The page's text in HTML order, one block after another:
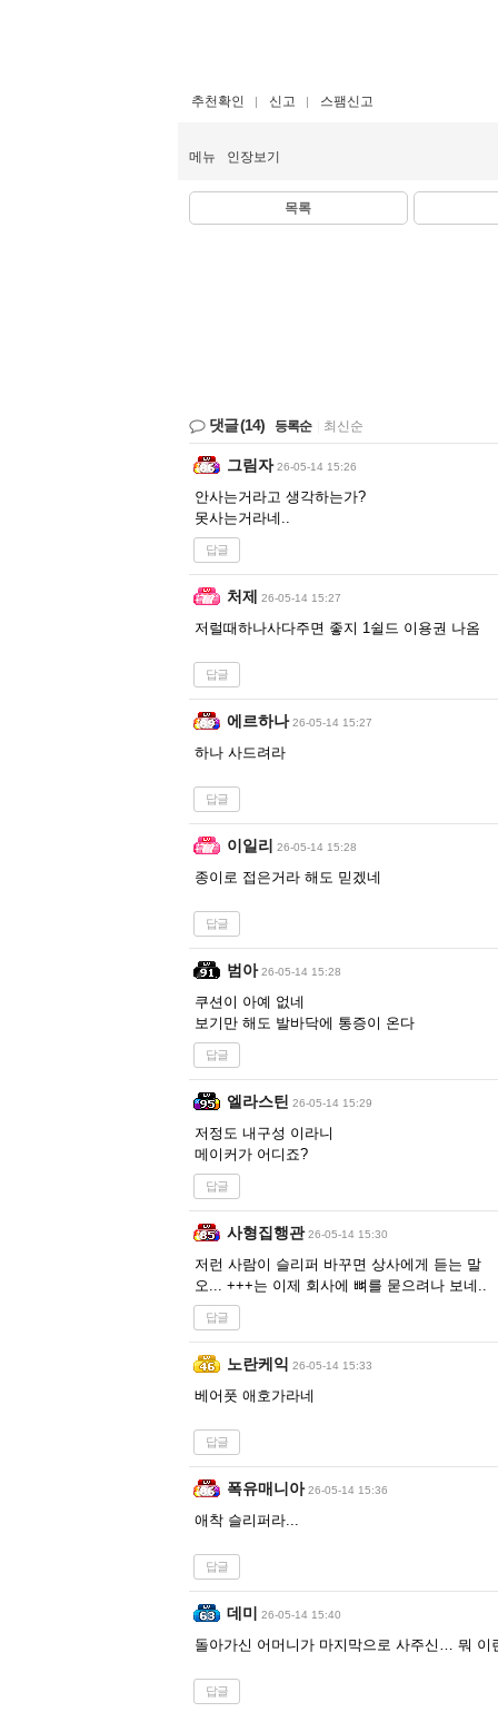
추천확인 신고 스팸신고
메뉴 인장보기
목록
댓글(14) 등록순 최신순
그림자 26-05-14 15:26
안사는거라고 생각하는가?
못사는거라네..
답글
처제 26-05-14 15:27
저럴때하나사다주면 좋지 1쉴드 이용권 나옴
답글
에르하나 26-05-14 15:27
하나 사드려라
답글
이일리 26-05-14 15:28
종이로 접은거라 해도 믿겠네
답글
범아 26-05-14 15:28
쿠션이 아예 없네
보기만 해도 발바닥에 통증이 온다
답글
엘라스틴 26-05-14 15:29
저정도 내구성 이라니
메이커가 어디죠?
답글
사형집행관 26-05-14 15:30
저런 사람이 슬리퍼 바꾸면 상사에게 듣는 말
오... +++는 이제 회사에 뼈를 묻으려나 보네..
답글
노란케익 26-05-14 15:33
베어풋 애호가라네
답글
폭유매니아 26-05-14 15:36
애착 슬리퍼라...
답글
데미 26-05-14 15:40
돌아가신 어머니가 마지막으로 사주신… 뭐 이
답글